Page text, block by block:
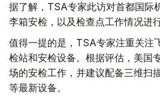
据了解，TSA专家此访对首都国际
李箱安检，以及检查点工作情况进
值得一提的是，TSA专家注重关注
检站和安检设备。根据评估，美国
场的安检工作，并建议配备三维扫
等最新设备。